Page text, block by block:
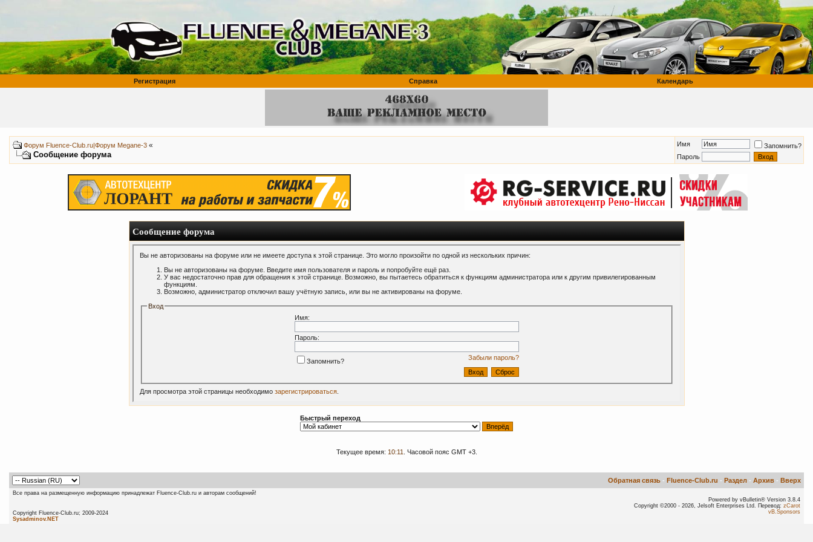
Регистрация Справка Календарь
Форум Fluence-Club.ru|Форум Megane-3 «
Сообщение форума
Имя
Запомнить?
Пароль
Сообщение форума
Вы не авторизованы на форуме или не имеете доступа к этой странице. Это могло произойти по одной из нескольких причин:
Вы не авторизованы на форуме. Введите имя пользователя и пароль и попробуйте ещё раз.
У вас недостаточно прав для обращения к этой странице. Возможно, вы пытаетесь обратиться к функциям администратора или к другим привилегированным
функциям.
Возможно, администратор отключил вашу учётную запись, или вы не активированы на форуме.
Вход
Имя:
Пароль:
Забыли пароль?
Запомнить?
Для просмотра этой страницы необходимо зарегистрироваться.
Быстрый переход
Текущее время: 10:11 . Часовой пояс GMT +3.
Обратная связь - Fluence-Club.ru - Раздел - Архив - Вверх
Все права на размещенную информацию принадлежат Fluence-Club.ru и авторам сообщений!
Copyright Fluence-Club.ru; 2009-2024
Sysadminov.NET
Powered by vBulletin® Version 3.8.4
Copyright ©2000 - 2026, Jelsoft Enterprises Ltd. Перевод: zCarot
vB.Sponsors